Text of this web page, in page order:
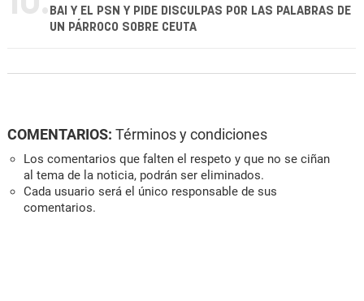
BAI Y EL PSN Y PIDE DISCULPAS POR LAS PALABRAS DE
UN PÁRROCO SOBRE CEUTA
COMENTARIOS: Términos y condiciones
Los comentarios que falten el respeto y que no se ciñan
al tema de la noticia, podrán ser eliminados.
Cada usuario será el único responsable de sus
comentarios.